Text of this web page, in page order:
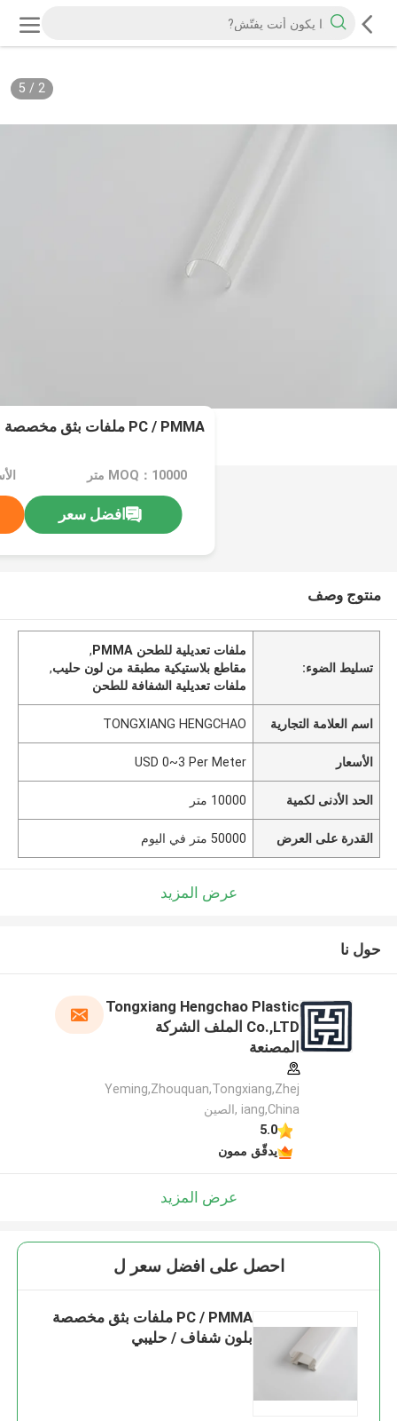
2
/
5
PC / PMMA ملفات بثق مخصصة بلون شفاف / حليبي
MOQ：10000 متر
افضل سعر
منتوج وصف
تسليط الضوء:
ملفات تعديلية للطحن PMMA
,
مقاطع بلاستيكية مطبقة من لون حليب,
ملفات تعديلية الشفافة للطحن
اسم العلامة التجارية TONGXIANG HENGCHAO
الأسعار USD 0~3 Per Meter
الحد الأدنى لكمية 10000 متر
القدرة على العرض 50000 متر في اليوم
عرض المزيد
حول نا
Tongxiang Hengchao Plastic
Co.,LTD الملف الشركة
المصنعة
Yeming,Zhouquan,Tongxiang,Zhej
iang,China ,الصين
5.0
يدقّق ممون
عرض المزيد
احصل على افضل سعر ل
PC / PMMA ملفات بثق مخصصة
بلون شفاف / حليبي